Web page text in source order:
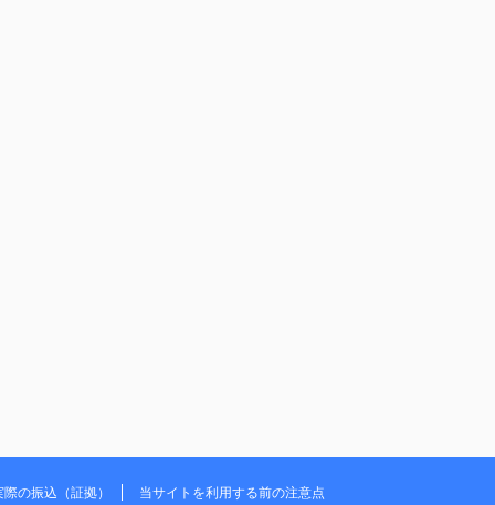
際の振込（証拠） 当サイトを利用する前の注意点